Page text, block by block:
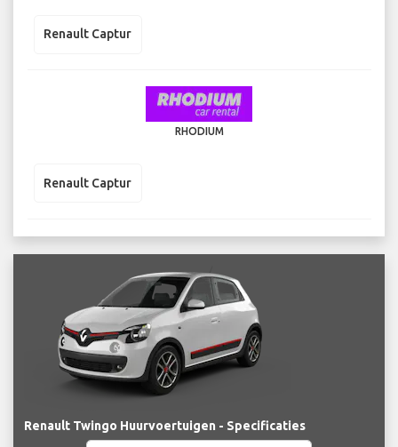
Renault Captur
RHODIUM
Renault Captur
Renault Twingo Huurvoertuigen - Specificaties